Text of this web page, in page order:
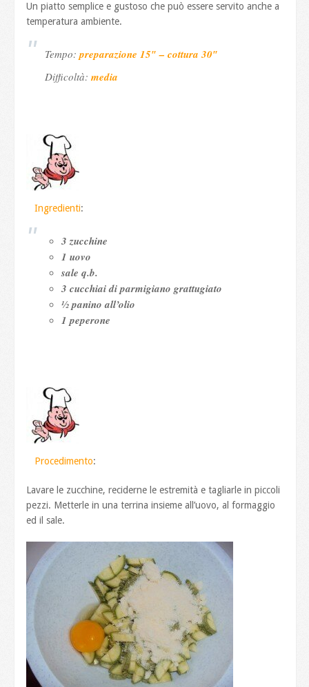
Un piatto semplice e gustoso che può essere servito anche a
temperatura ambiente.
Tempo:preparazione 15″ – cottura 30″
Difficoltà:media
Ingredienti:
3 zucchine
1 uovo
sale q.b.
3 cucchiai di parmigiano grattugiato
½ panino all’olio
1 peperone
Procedimento:
Lavare le zucchine, reciderne le estremità e tagliarle in piccoli
pezzi. Metterle in una terrina insieme all’uovo, al formaggio
ed il sale.